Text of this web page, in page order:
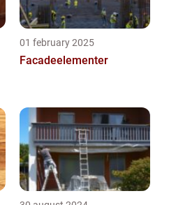
01 february 2025
Facadeelementer